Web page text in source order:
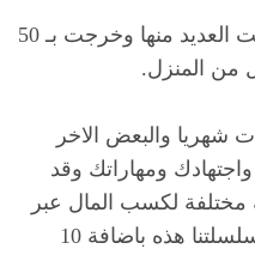
لذلك فانا قد بحثت جيدا وجربت العديد منها وخرجت بـ 50
من المنزل.
شهريا والبعض الاخر
ومهاراتك وقد
على 20 طريقة مختلفة لكسب المال عبر
اربع مقالات, واليوم سنكمل سلسلتنا هذه باضافة 10